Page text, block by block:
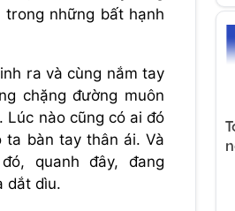
trong những bất hạnh
và cùng nắm tay
chặng đường muôn
Lúc nào cũng có ai đó
ta bàn tay thân ái. Và
quanh đây, đang
dắt dìu.